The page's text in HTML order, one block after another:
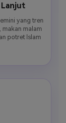
Lanjut
yang tren
makan malam
potret Islam